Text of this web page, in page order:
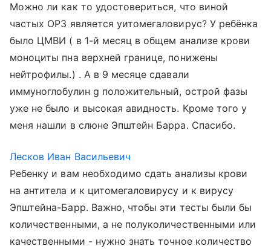
Можно ли как то удостовериться, что виной
частых ОРЗ является уитомегаловирус? У ребёнка
было ЦМВИ ( в 1-й месяц в общем анализе крови
моноциты пна верхней границе, понижены
нейтрофилы.) . А в 9 месяце сдавали
иммуноглобулин g положительный, острой фазы
уже не было и высокая авидность. Кроме того у
меня нашли в слюне Эпштейн Барра. Спасибо.
Лесков Иван Васильевич
Ребенку и вам необходимо сдать анализы крови
на антитела и к цитомегаловирусу и к вирусу
Эпштейна-Барр. Важно, чтобы эти тесты были бы
количественными, а не полуколичественными или
качественными - нужно знать точное количество